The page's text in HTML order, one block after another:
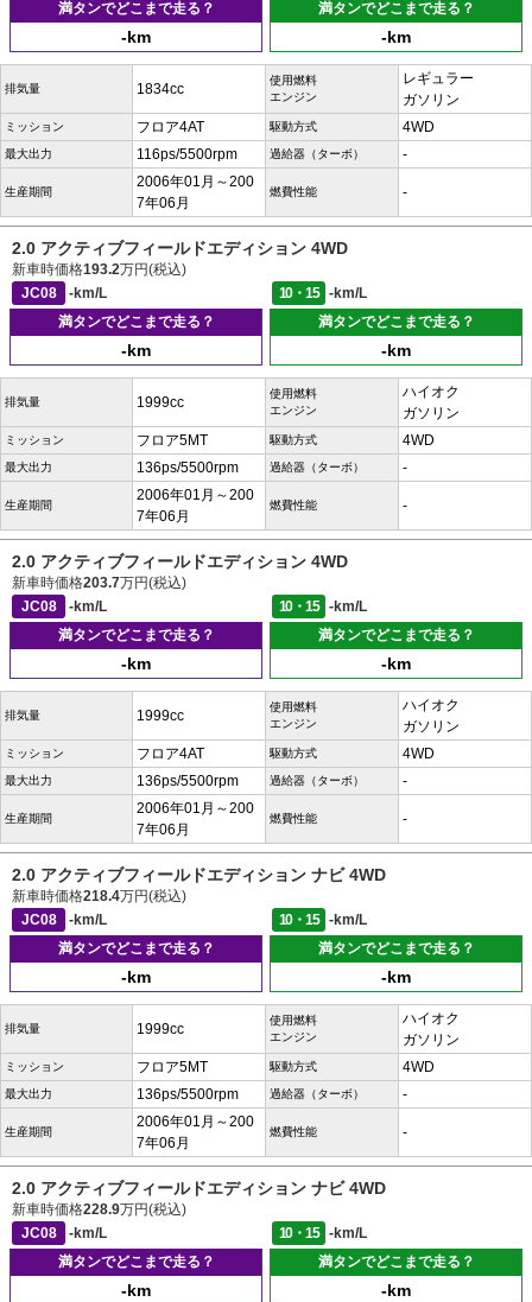
満タンでどこまで走る？
-km
満タンでどこまで走る？
-km
排気量 1834cc
使用燃料
エンジン
レギュラー
ガソリン
ミッション フロア4AT 駆動方式 4WD
最大出力 116ps/5500rpm 過給器（ターボ） -
生産期間
2006年01月～200
7年06月
燃費性能 -
2.0 アクティブフィールドエディション 4WD
新車時価格193.2万円(税込)
JC08
-km/L 10・15
-km/L
満タンでどこまで走る？
-km
満タンでどこまで走る？
-km
排気量 1999cc
使用燃料
エンジン
ハイオク
ガソリン
ミッション フロア5MT 駆動方式 4WD
最大出力 136ps/5500rpm 過給器（ターボ） -
生産期間
2006年01月～200
7年06月
燃費性能 -
2.0 アクティブフィールドエディション 4WD
新車時価格203.7万円(税込)
JC08
-km/L 10・15
-km/L
満タンでどこまで走る？
-km
満タンでどこまで走る？
-km
排気量 1999cc
使用燃料
エンジン
ハイオク
ガソリン
ミッション フロア4AT 駆動方式 4WD
最大出力 136ps/5500rpm 過給器（ターボ） -
生産期間
2006年01月～200
7年06月
燃費性能 -
2.0 アクティブフィールドエディション ナビ 4WD
新車時価格218.4万円(税込)
JC08
-km/L 10・15
-km/L
満タンでどこまで走る？
-km
満タンでどこまで走る？
-km
排気量 1999cc
使用燃料
エンジン
ハイオク
ガソリン
ミッション フロア5MT 駆動方式 4WD
最大出力 136ps/5500rpm 過給器（ターボ） -
生産期間
2006年01月～200
7年06月
燃費性能 -
2.0 アクティブフィールドエディション ナビ 4WD
新車時価格228.9万円(税込)
JC08
-km/L 10・15
-km/L
満タンでどこまで走る？
-km
満タンでどこまで走る？
-km